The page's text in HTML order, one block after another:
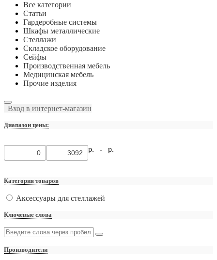
Все категории
Статьи
Гардеробные системы
Шкафы металлические
Стеллажи
Складское оборудование
Сейфы
Производственная мебель
Медицинская мебель
Прочие изделия
Вход в интернет-магазин
Диапазон цены:
р. - р.
Категория товаров
Аксессуары для стеллажей
Ключевые слова
Производители